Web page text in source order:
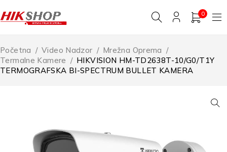
0
Početna / Video Nadzor / Mrežna Oprema /
Termalne Kamere / HIKVISION HM-TD2638T-10/G0/T1Y
TERMOGRAFSKA BI-SPECTRUM BULLET KAMERA